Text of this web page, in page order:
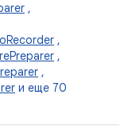
,
,
,
,
и еще 70